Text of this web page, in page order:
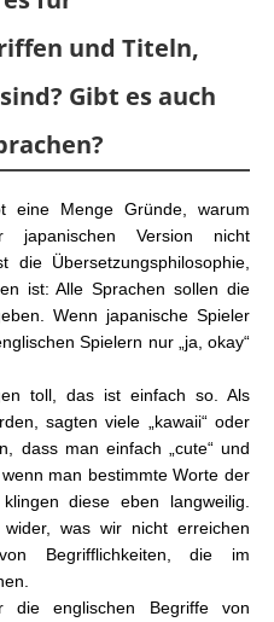
und Titeln,
Gibt es auch
eine Menge Gründe, warum
Version nicht
die Übersetzungsphilosophie,
ist: Alle Sprachen sollen die
Wenn japanische Spieler
Spielern nur „ja, okay“
toll, das ist einfach so. Als
sagten viele „kawaii“ oder
dass man einfach „cute“ und
wenn man bestimmte Worte der
diese eben langweilig.
was wir nicht erreichen
Begrifflichkeiten, die im
englischen Begriffe von